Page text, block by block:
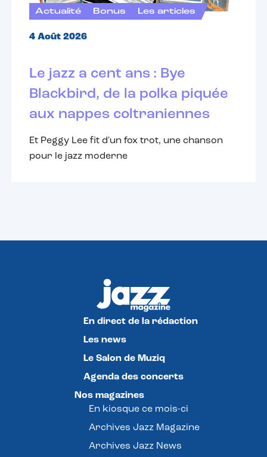
Actualité Bonus Les articles
4 Août 2026
Le jazz a cent ans : Bye
Blackbird, de la polka piquée
aux nappes coltraniennes
Et Peggy Lee fit d'un fox trot, une chanson
pour le jazz moderne
En direct de la rédaction
Les news
Le Salon de Muziq
Agenda des concerts
Nos magazines
En kiosque ce mois-ci
Archives Jazz Magazine
Archives Jazz News